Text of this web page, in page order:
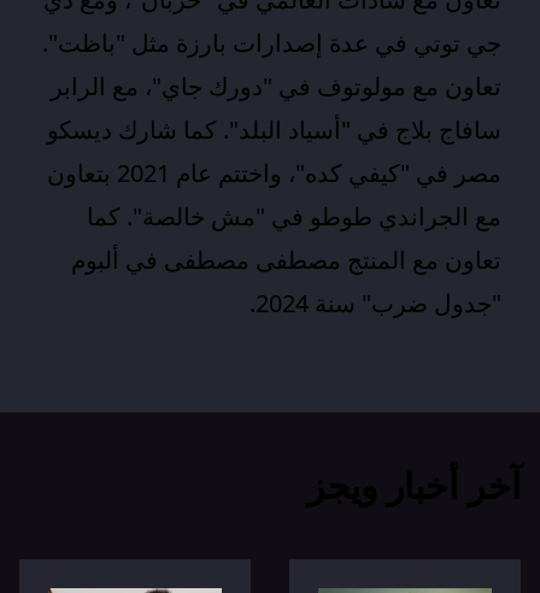
جي توتي في عدة إصدارات بارزة مثل "باظت".
تعاون مع مولوتوف في "دورك جاي"، مع الرابر
سافاج بلاج في "أسياد البلد". كما شارك ديسكو
مصر في "كيفي كده"، واختتم عام 2021 بتعاون
مع الجراندي طوطو في "مش خالصة". كما
تعاون مع المنتج مصطفى مصطفى في ألبوم
"جدول ضرب" سنة 2024.